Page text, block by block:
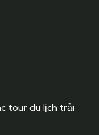
tour du lịch trải